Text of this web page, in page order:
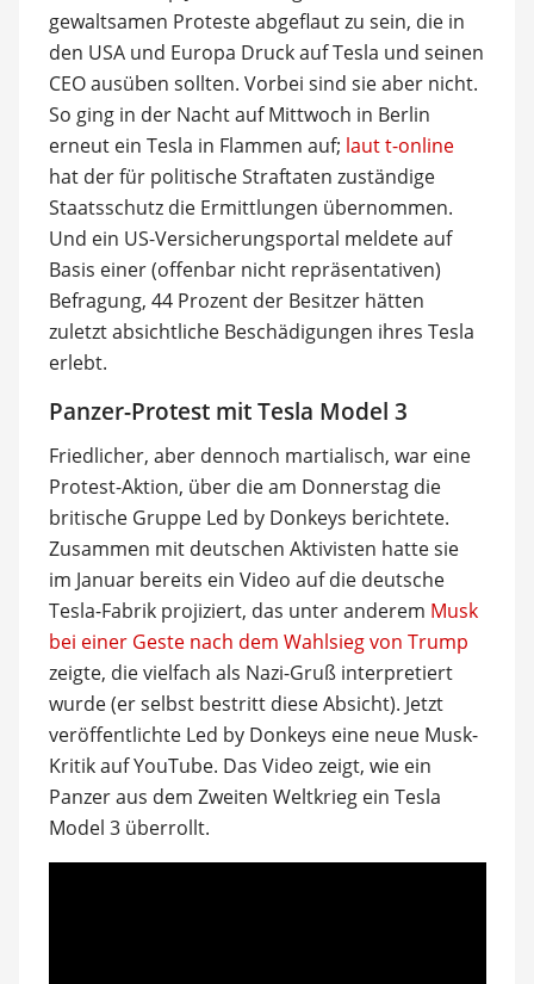
gewaltsamen Proteste abgeflaut zu sein, die in
den USA und Europa Druck auf Tesla und seinen
CEO ausüben sollten. Vorbei sind sie aber nicht.
So ging in der Nacht auf Mittwoch in Berlin
erneut ein Tesla in Flammen auf; laut t-online
hat der für politische Straftaten zuständige
Staatsschutz die Ermittlungen übernommen.
Und ein US-Versicherungsportal meldete auf
Basis einer (offenbar nicht repräsentativen)
Befragung, 44 Prozent der Besitzer hätten
zuletzt absichtliche Beschädigungen ihres Tesla
erlebt.
Panzer-Protest mit Tesla Model 3
Friedlicher, aber dennoch martialisch, war eine
Protest-Aktion, über die am Donnerstag die
britische Gruppe Led by Donkeys berichtete.
Zusammen mit deutschen Aktivisten hatte sie
im Januar bereits ein Video auf die deutsche
Tesla-Fabrik projiziert, das unter anderem Musk
bei einer Geste nach dem Wahlsieg von Trump
zeigte, die vielfach als Nazi-Gruß interpretiert
wurde (er selbst bestritt diese Absicht). Jetzt
veröffentlichte Led by Donkeys eine neue Musk-
Kritik auf YouTube. Das Video zeigt, wie ein
Panzer aus dem Zweiten Weltkrieg ein Tesla
Model 3 überrollt.